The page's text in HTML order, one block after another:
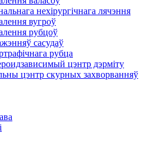
нехірургічнага лячэння
вугроў
рубцоў
сасудаў
рубца
цэнтр дэрміту
цэнтр скурных захворванняў